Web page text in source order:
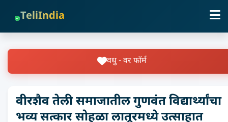
TeliIndia
वधु - वर फॉर्म
वीरशैव तेली समाजातील गुणवंत विद्यार्थ्यांचा
भव्य सत्कार सोहळा लातूरमध्ये उत्साहात